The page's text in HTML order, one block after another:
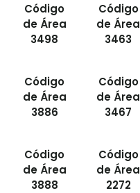
Código
de Área
3498
Código
de Área
3463
Código
de Área
3886
Código
de Área
3467
Código
de Área
3888
Código
de Área
2272